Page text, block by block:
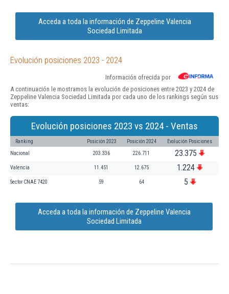
Acceda a toda la información de Zeppeline Valencia
Sociedad Limitada
Evolución posiciones 2023 - 2024
Información ofrecida por
A continuación le mostramos la evolución de posiciones entre 2023 y 2024 de
Zeppeline Valencia Sociedad Limitada por cada uno de los rankings según sus
ventas:
Evolución posiciones 2023 vs 2024 - Ventas
Ranking Posición 2023 Posición 2024 Evolución Posiciones
Nacional 203.336 226.711 23.375
Valencia 11.451 12.675 1.224
Sector CNAE 7420 59 64 5
Acceda a toda la información de Zeppeline Valencia
Sociedad Limitada